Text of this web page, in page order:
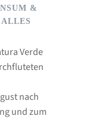
&
ALLES
Verde
nach
und zum